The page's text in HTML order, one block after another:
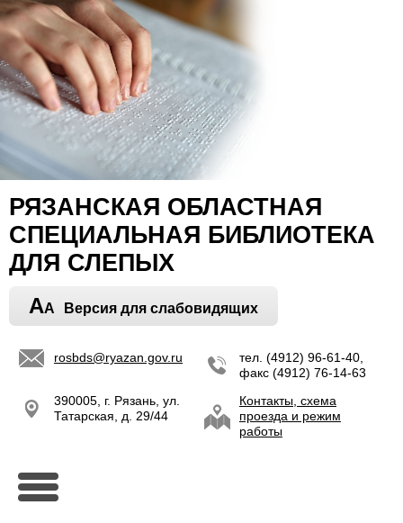
РЯЗАНСКАЯ ОБЛАСТНАЯ
СПЕЦИАЛЬНАЯ БИБЛИОТЕКА
ДЛЯ СЛЕПЫХ
AA Версия для слабовидящих
rosbds@ryazan.gov.ru
тел. (4912) 96-61-40,
факс (4912) 76-14-63
390005, г. Рязань, ул.
Татарская, д. 29/44
Контакты, схема
проезда и режим
работы